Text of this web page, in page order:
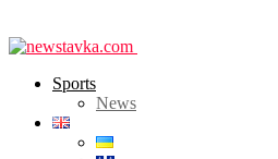
Sports
News